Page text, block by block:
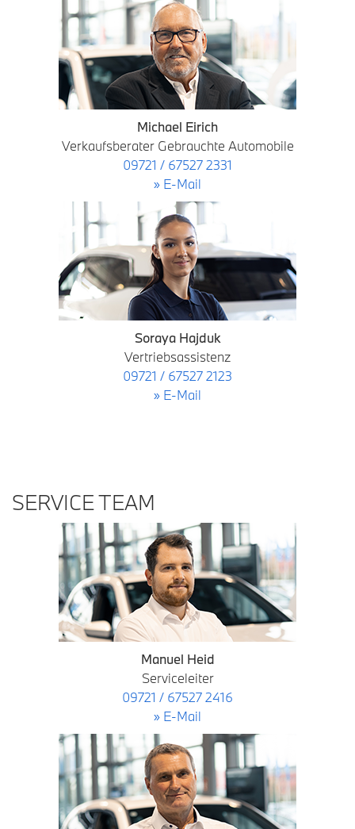
Michael Eirich
Verkaufsberater Gebrauchte Automobile
09721 / 67527 2331
» E-Mail
Soraya Hajduk
Vertriebsassistenz
09721 / 67527 2123
» E-Mail
SERVICE TEAM
Manuel Heid
Serviceleiter
09721 / 67527 2416
» E-Mail